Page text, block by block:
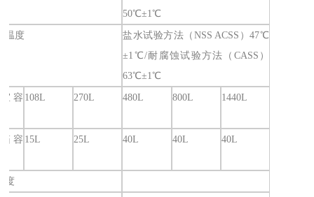
50℃±1℃
温度
盐水试验方法（NSS ACSS）47℃
±1℃/耐腐蚀试验方法（CASS）
63℃±1℃
容 108L 270L 480L 800L 1440L
容 15L 25L 40L 40L 40L
度